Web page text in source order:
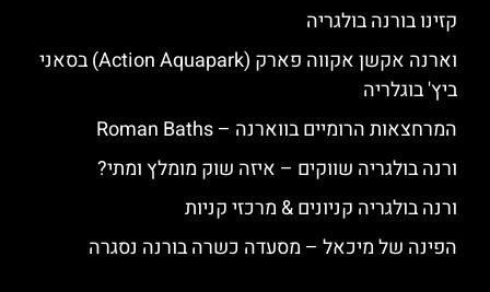
קזינו בורנה בולגריה
וארנה אקשן אקווה פארק (Action Aquapark) בסאני
ביץ' בוגלריה
המרחצאות הרומיים בווארנה – Roman Baths
ורנה בולגריה שווקים – איזה שוק מומלץ ומתי?
ורנה בולגריה קניונים & מרכזי קניות
הפינה של מיכאל – מסעדה כשרה בורנה נסגרה